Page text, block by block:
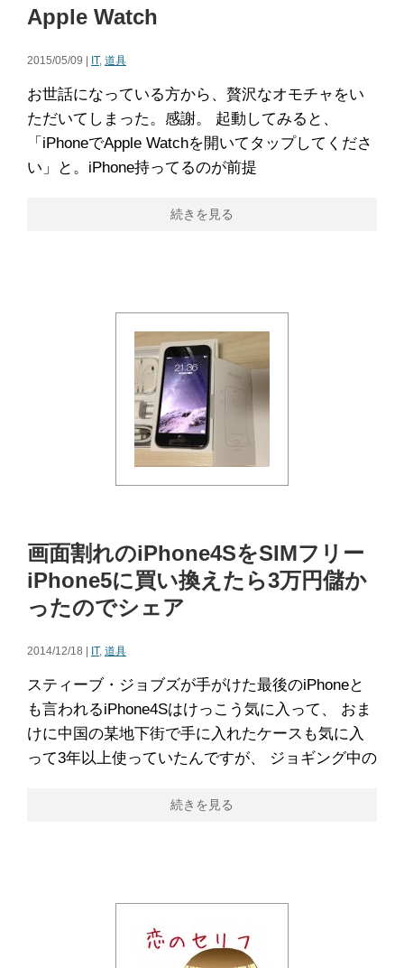
Apple Watch
2015/05/09 | IT, 道具
お世話になっている方から、贅沢なオモチャをい
ただいてしまった。感謝。 起動してみると、
「iPhoneでApple Watchを開いてタップしてくださ
い」と。iPhone持ってるのが前提
続きを見る
画面割れのiPhone4SをSIMフリー
iPhone5に買い換えたら3万円儲か
ったのでシェア
2014/12/18 | IT, 道具
スティーブ・ジョブズが手がけた最後のiPhoneと
も言われるiPhone4Sはけっこう気に入って、 おま
けに中国の某地下街で手に入れたケースも気に入
って3年以上使っていたんですが、 ジョギング中の
続きを見る